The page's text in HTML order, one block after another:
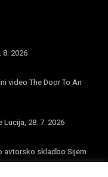
8. 2026
video The Door To An
Lucija, 28. 7. 2026
avtorsko skladbo Sijem